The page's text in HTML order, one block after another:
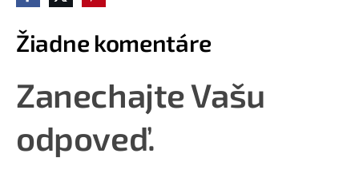
Žiadne komentáre
Zanechajte Vašu
odpoveď.